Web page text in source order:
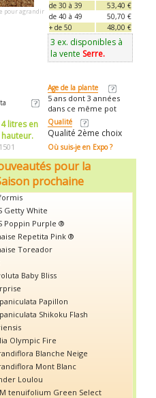
pour agrandir
de 30 à 39
53,40 €
de 40 à 49
50,70 €
+ de 50
48,00 €
3 ex. disponibles à
la vente Serre.
litres en
Age de la plante
5 ans dont 3 années
dans ce même pot
Qualité
Qualité 2ème choix
Où suis-je en Expo ?
pour la
prochaine
Getty White
Poppin Purple ®
Repetita Pink ®
Toreador
Baby Bliss
paniculata Papillon
paniculata Shikoku Flash
Olympic Fire
Blanche Neige
Mont Blanc
Loulou
tenuifolium Green Select